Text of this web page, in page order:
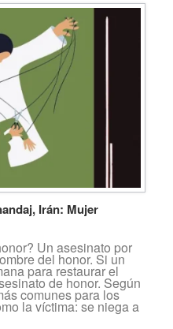
Irán: Mujer
Un asesinato por
del honor. Si un
para restaurar el
de honor. Según
comunes para los
la víctima: se niega a